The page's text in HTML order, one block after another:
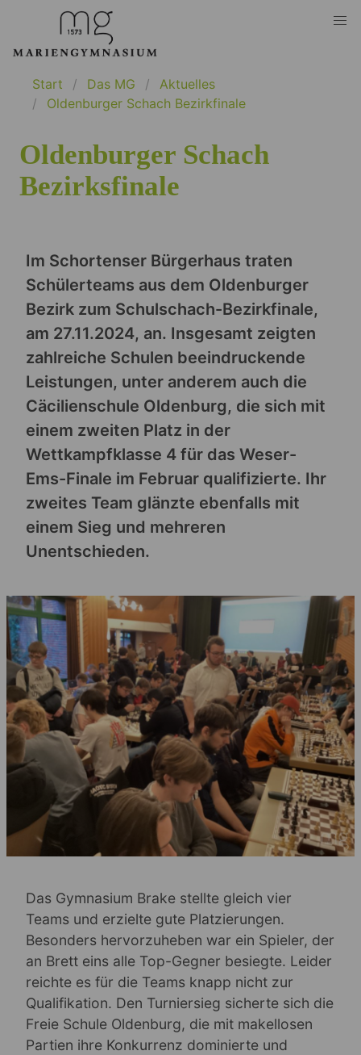
Start Das MG
Aktuelles
Oldenburger Schach Bezirkfinale
Oldenburger Schach
Bezirksfinale
Im Schortenser Bürgerhaus traten
Schülerteams aus dem Oldenburger
Bezirk zum Schulschach-Bezirkfinale,
am 27.11.2024, an. Insgesamt zeigten
zahlreiche Schulen beeindruckende
Leistungen, unter anderem auch die
Cäcilienschule Oldenburg, die sich mit
einem zweiten Platz in der
Wettkampfklasse 4 für das Weser-
Ems-Finale im Februar qualifizierte. Ihr
zweites Team glänzte ebenfalls mit
einem Sieg und mehreren
Unentschieden​.
Das Gymnasium Brake stellte gleich vier
Teams und erzielte gute Platzierungen.
Besonders hervorzuheben war ein Spieler, der
an Brett eins alle Top-Gegner besiegte. Leider
reichte es für die Teams knapp nicht zur
Qualifikation. Den Turniersieg sicherte sich die
Freie Schule Oldenburg, die mit makellosen
Partien ihre Konkurrenz dominierte und